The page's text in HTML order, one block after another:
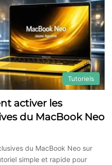
Tutoriels
activer les
du MacBook Neo
du MacBook Neo sur
simple et rapide pour